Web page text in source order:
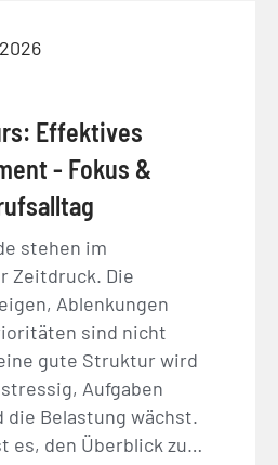
Effektives
- Fokus &
stehen im
Zeitdruck. Die
Ablenkungen
sind nicht
gute Struktur wird
Aufgaben
die Belastung wächst.
es, den Überblick zu…